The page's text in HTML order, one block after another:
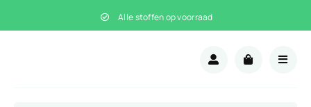
naar
Alle stoffen op voorraad